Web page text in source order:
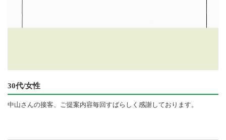
30代/女性
中山さんの接客、ご提案内容毎回すばらしく感謝しております。